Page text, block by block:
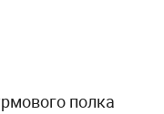
полка